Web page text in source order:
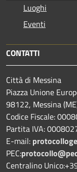
Luoghi
Eventi
CONTATTI
Città di Messina
Piazza Unione
98122, Messina
Codice Fiscale:
Partita IVA:
E-mail:
PEC:
Centralino